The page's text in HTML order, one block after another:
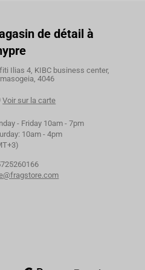
de détail à
Ilias 4, KIBC business center,
4046
Voir sur la carte
- Friday 10am - 7pm
10am - 4pm